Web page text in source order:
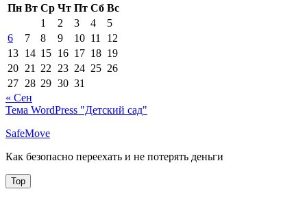
Пн Вт Ср Чт Пт Сб Вс
1
2 3 4
5
6
7 8 9 10 11
12
13 14 15 16 17 18 19
20 21 22 23 24 25 26
27 28 29 30 31
« Сен
Тема WordPress "Детский сад"
SafeMove
Как безопасно переехать и не потерять деньги
Top